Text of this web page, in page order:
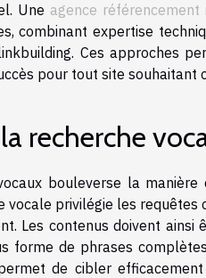
Une agence référencement
combinant expertise
Ces approches
pour tout site souhaitant
recherche
bouleverse la
vocale privilégie les
Les contenus doivent ainsi
forme de phrases
de cibler